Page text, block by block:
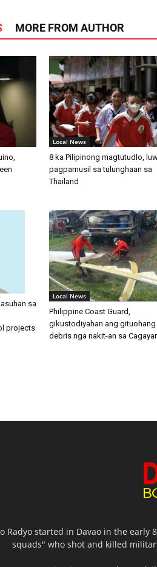
MORE FROM AUTHOR
Local News
8 ka Pilipinong magtutudlo,
pagpamusil sa tulunghaan sa
Thailand
sa
projects
Local News
Philippine Coast Guard,
gikustodiyahan ang
debris nga nakit-an sa
Radyo started in Davao in the early
squads" who shot and killed